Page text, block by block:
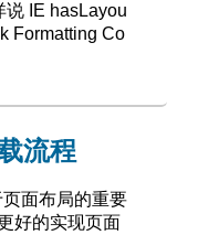
说 IE hasLayou
Formatting Co
流程
面布局的重要
好的实现页面